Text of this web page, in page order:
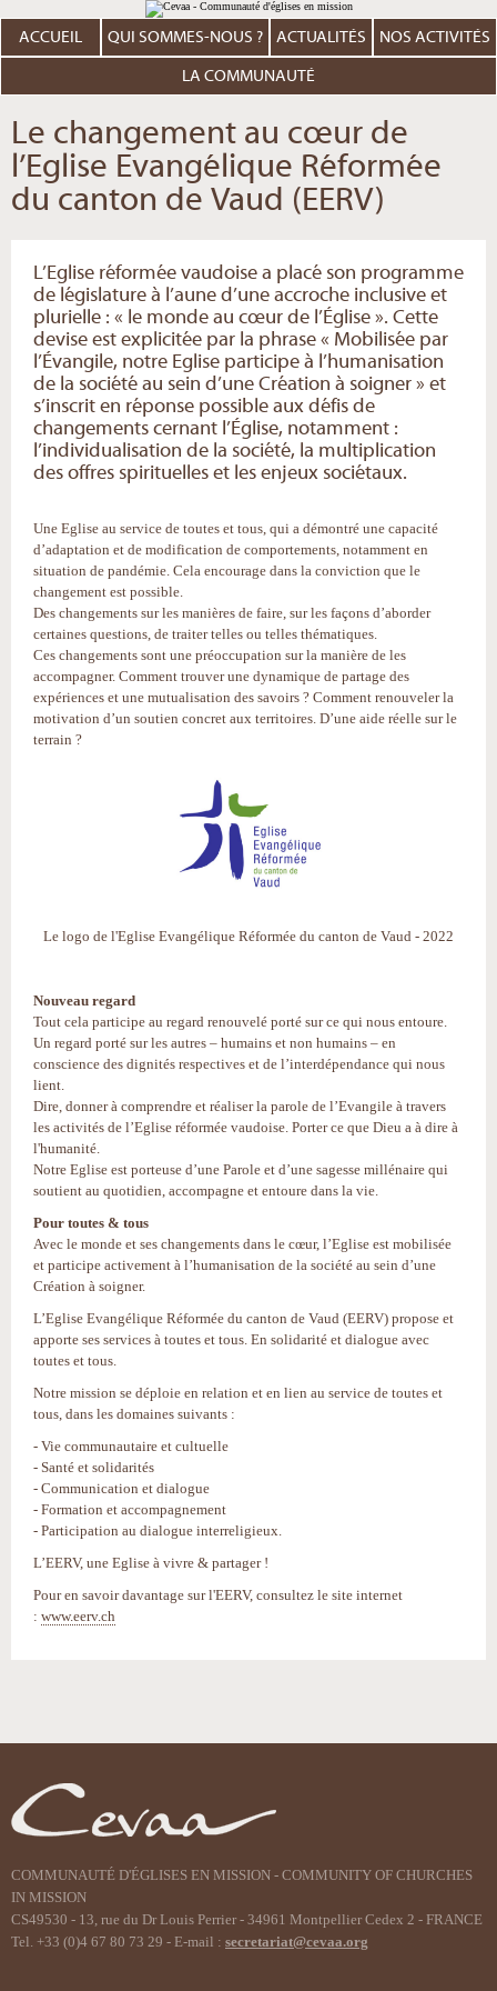
au
contenu.
Aller
personnels
ACCUEIL QUI SOMMES-NOUS ? ACTUALITÉS NOS ACTIVITÉS
LA COMMUNAUTÉ
Le changement au cœur de
l’Eglise Evangélique Réformée
du canton de Vaud (EERV)
L’Eglise réformée vaudoise a placé son programme
de législature à l’aune d’une accroche inclusive et
plurielle : « le monde au cœur de l’Église ». Cette
devise est explicitée par la phrase « Mobilisée par
l’Évangile, notre Eglise participe à l’humanisation
de la société au sein d’une Création à soigner » et
s’inscrit en réponse possible aux défis de
changements cernant l’Église, notamment :
l’individualisation de la société, la multiplication
des offres spirituelles et les enjeux sociétaux.
Une Eglise au service de toutes et tous, qui a démontré une capacité
d’adaptation et de modification de comportements, notamment en
situation de pandémie. Cela encourage dans la conviction que le
changement est possible.
Des changements sur les manières de faire, sur les façons d’aborder
certaines questions, de traiter telles ou telles thématiques.
Ces changements sont une préoccupation sur la manière de les
accompagner. Comment trouver une dynamique de partage des
expériences et une mutualisation des savoirs ? Comment renouveler la
motivation d’un soutien concret aux territoires. D’une aide réelle sur le
terrain ?
Le logo de l'Eglise Evangélique Réformée du canton de Vaud - 2022
Nouveau regard
Tout cela participe au regard renouvelé porté sur ce qui nous entoure.
Un regard porté sur les autres – humains et non humains – en
conscience des dignités respectives et de l’interdépendance qui nous
lient.
Dire, donner à comprendre et réaliser la parole de l’Evangile à travers
les activités de l’Eglise réformée vaudoise. Porter ce que Dieu a à dire à
l'humanité.
Notre Eglise est porteuse d’une Parole et d’une sagesse millénaire qui
soutient au quotidien, accompagne et entoure dans la vie.
Pour toutes & tous
Avec le monde et ses changements dans le cœur, l’Eglise est mobilisée
et participe activement à l’humanisation de la société au sein d’une
Création à soigner.
L’Eglise Evangélique Réformée du canton de Vaud (EERV) propose et
apporte ses services à toutes et tous. En solidarité et dialogue avec
toutes et tous.
Notre mission se déploie en relation et en lien au service de toutes et
tous, dans les domaines suivants :
- Vie communautaire et cultuelle
- Santé et solidarités
- Communication et dialogue
- Formation et accompagnement
- Participation au dialogue interreligieux.
L’EERV, une Eglise à vivre & partager !
Pour en savoir davantage sur l'EERV, consultez le site internet
: www.eerv.ch
document
COMMUNAUTÉ D'ÉGLISES EN MISSION - COMMUNITY OF CHURCHES
IN MISSION
CS49530 - 13, rue du Dr Louis Perrier - 34961 Montpellier Cedex 2 - FRANCE
Tel. +33 (0)4 67 80 73 29 - E-mail : secretariat@cevaa.org